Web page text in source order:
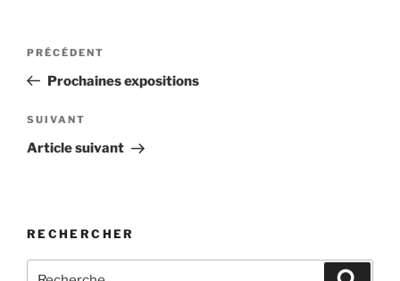
Navigation
l’article
Article
précédent
PRÉCÉDENT
Prochaines expositions
Article
suivant
SUIVANT
Article suivant
RECHERCHER